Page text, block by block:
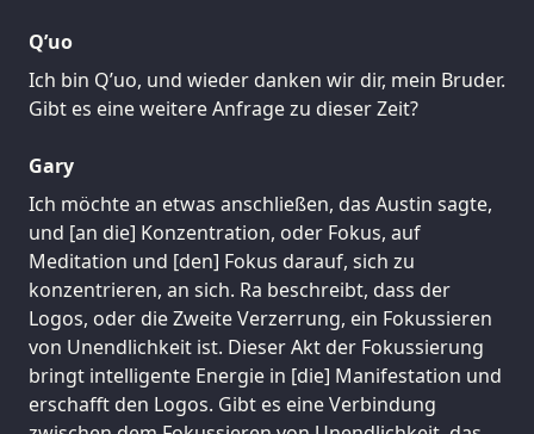
Q’uo
Ich bin Q’uo, und wieder danken wir dir, mein Bruder.
Gibt es eine weitere Anfrage zu dieser Zeit?
Gary
Ich möchte an etwas anschließen, das Austin sagte,
und [an die] Konzentration, oder Fokus, auf
Meditation und [den] Fokus darauf, sich zu
konzentrieren, an sich. Ra beschreibt, dass der
Logos, oder die Zweite Verzerrung, ein Fokussieren
von Unendlichkeit ist. Dieser Akt der Fokussierung
bringt intelligente Energie in [die] Manifestation und
erschafft den Logos. Gibt es eine Verbindung